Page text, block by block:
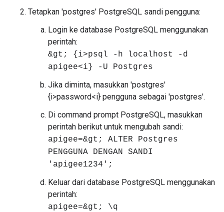
Tetapkan 'postgres' PostgreSQL sandi pengguna:
Login ke database PostgreSQL menggunakan
perintah:
&gt; {i>psql -h localhost -d
apigee<i} -U Postgres
Jika diminta, masukkan 'postgres'
{i>password<i} pengguna sebagai 'postgres'.
Di command prompt PostgreSQL, masukkan
perintah berikut untuk mengubah sandi:
apigee=&gt; ALTER Postgres
PENGGUNA DENGAN SANDI
'apigee1234';
Keluar dari database PostgreSQL menggunakan
perintah:
apigee=&gt; \q